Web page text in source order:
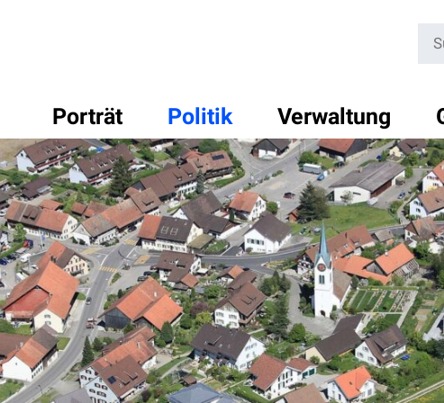
Porträt Politik Verwaltung